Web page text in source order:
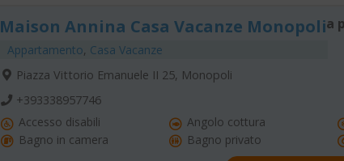
Maison Annina Casa Vacanze Monopoli
Appartamento, Casa Vacanze
a
Piazza Vittorio Emanuele II 25, Monopoli
+393338957746
Accesso disabili
Angolo cottura
Bagno in camera
Bagno privato